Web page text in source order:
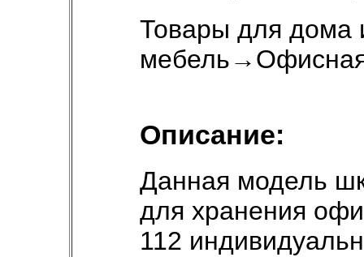
Товары для дома
мебель→
Описание:
Данная модель
для хранения
112